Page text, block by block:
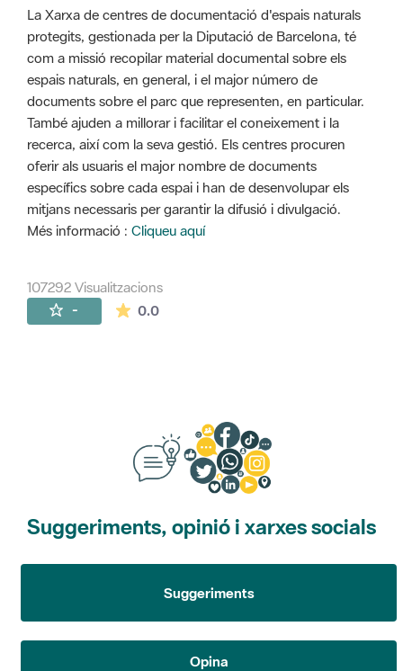
La Xarxa de centres de documentació d'espais naturals
protegits, gestionada per la Diputació de Barcelona, té
com a missió recopilar material documental sobre els
espais naturals, en general, i el major número de
documents sobre el parc que representen, en particular.
També ajuden a millorar i facilitar el coneixement i la
recerca, així com la seva gestió. Els centres procuren
oferir als usuaris el major nombre de documents
específics sobre cada espai i han de desenvolupar els
mitjans necessaris per garantir la difusió i divulgació.
Més informació : Cliqueu aquí
107292 Visualitzacions
- 0.0La mitjana de les valoracions és de 0
Suggeriments, opinió i xarxes socials
Suggeriments
Opina